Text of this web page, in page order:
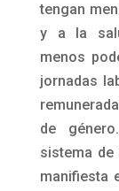
tengan
y a la
menos
jornadas
de
sistema de
manifiesta